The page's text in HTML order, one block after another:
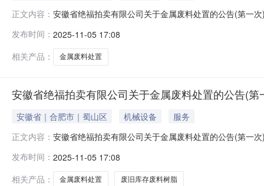
正文内容： 安徽省绝福拍卖有限公司关于金属废料处置的公告(第一
何解释，标的物因存放时间年限已久来源某厂家设备仪
话联系。2、标的物地址：因标的物库房涉及全
发布时间： 2025-11-05 17:08
相关产品：
金属废料处置
安徽省绝福拍卖有限公司关于金属废料处置的公告(
安徽省｜合肥市｜蜀山区 机械设备
服务
正文内容： 安徽省绝福拍卖有限公司关于金属废料处置的公告(第一
何解释，标的物因存放时间年限已久来源某厂家设备仪
话联系。2、标的物地址：因标的物库房涉及全
发布时间： 2025-11-05 17:08
相关产品：
金属废料处置 废旧库存废料树脂